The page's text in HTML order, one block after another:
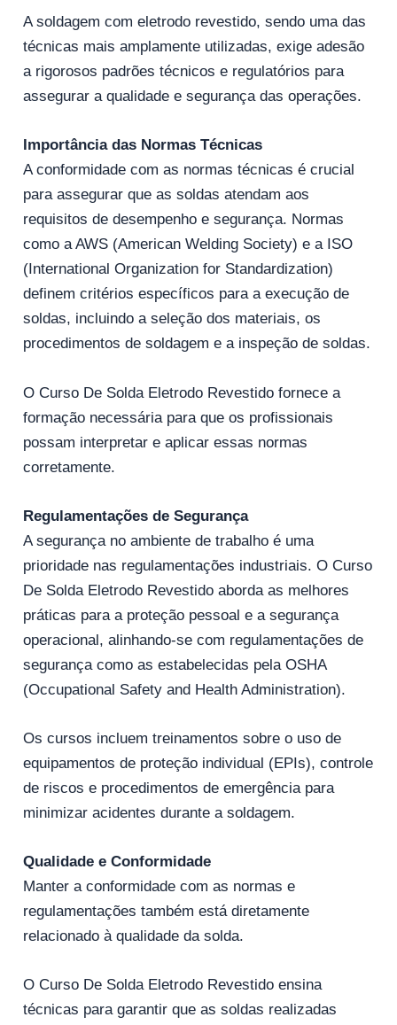
A soldagem com eletrodo revestido, sendo uma das
técnicas mais amplamente utilizadas, exige adesão
a rigorosos padrões técnicos e regulatórios para
assegurar a qualidade e segurança das operações.
Importância das Normas Técnicas
A conformidade com as normas técnicas é crucial
para assegurar que as soldas atendam aos
requisitos de desempenho e segurança. Normas
como a AWS (American Welding Society) e a ISO
(International Organization for Standardization)
definem critérios específicos para a execução de
soldas, incluindo a seleção dos materiais, os
procedimentos de soldagem e a inspeção de soldas.
O Curso De Solda Eletrodo Revestido fornece a
formação necessária para que os profissionais
possam interpretar e aplicar essas normas
corretamente.
Regulamentações de Segurança
A segurança no ambiente de trabalho é uma
prioridade nas regulamentações industriais. O Curso
De Solda Eletrodo Revestido aborda as melhores
práticas para a proteção pessoal e a segurança
operacional, alinhando-se com regulamentações de
segurança como as estabelecidas pela OSHA
(Occupational Safety and Health Administration).
Os cursos incluem treinamentos sobre o uso de
equipamentos de proteção individual (EPIs), controle
de riscos e procedimentos de emergência para
minimizar acidentes durante a soldagem.
Qualidade e Conformidade
Manter a conformidade com as normas e
regulamentações também está diretamente
relacionado à qualidade da solda.
O Curso De Solda Eletrodo Revestido ensina
técnicas para garantir que as soldas realizadas